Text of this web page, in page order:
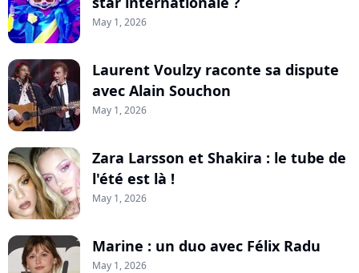
May 1, 2026
Laurent Voulzy raconte sa dispute
avec Alain Souchon
May 1, 2026
Zara Larsson et Shakira : le tube de
l'été est là !
May 1, 2026
Marine : un duo avec Félix Radu
May 1, 2026